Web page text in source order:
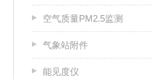
空气质量PM2.5监测
气象站附件
能见度仪